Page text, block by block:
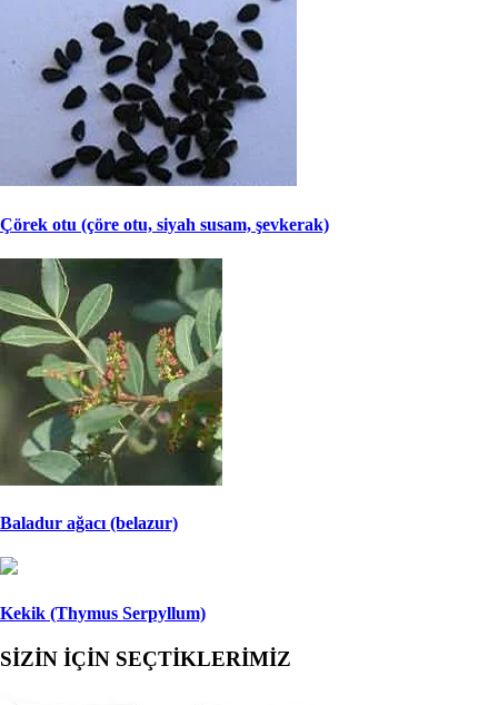
Çörek otu (çöre otu, siyah susam, şevkerak)
Baladur ağacı (belazur)
Kekik (Thymus Serpyllum)
SİZİN İÇİN SEÇTİKLERİMİZ